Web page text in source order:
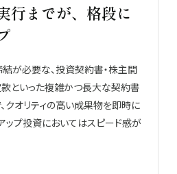
行までが、格段に
が必要な、投資契約書・株主間
といった複雑かつ長大な契約書
クオリティの高い成果物を即時に
ップ投資においてはスピード感が